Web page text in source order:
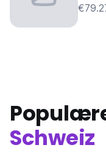
Schweiz